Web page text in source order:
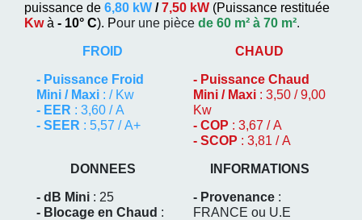
puissance de 6,80 kW /7,50 kW (Puissance restituée
Kwà - 10° C). Pour une pièce de 60 m² à 70 m².
FROID
- Puissance Froid
Mini / Maxi : / Kw
- EER : 3,60 / A
- SEER : 5,57 / A+
CHAUD
- Puissance Chaud
Mini / Maxi : 3,50 / 9,00
Kw
- COP : 3,67 / A
- SCOP : 3,81 / A
DONNEES
- dB Mini : 25
- Blocage en Chaud :
INFORMATIONS
- Provenance :
FRANCE ou U.E